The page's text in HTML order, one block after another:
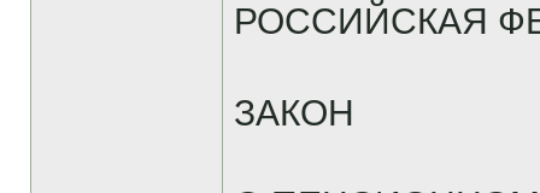
РОССИЙСКАЯ
ЗАКОН